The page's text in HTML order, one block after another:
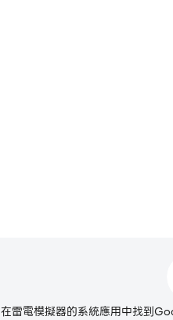
在雷電模擬器的系統應用中找到